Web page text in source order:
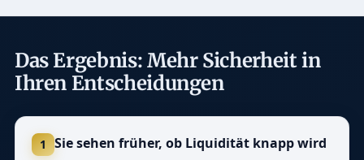
Das Ergebnis: Mehr Sicherheit in
Ihren Entscheidungen
1 Sie sehen früher, ob Liquidität knapp wird